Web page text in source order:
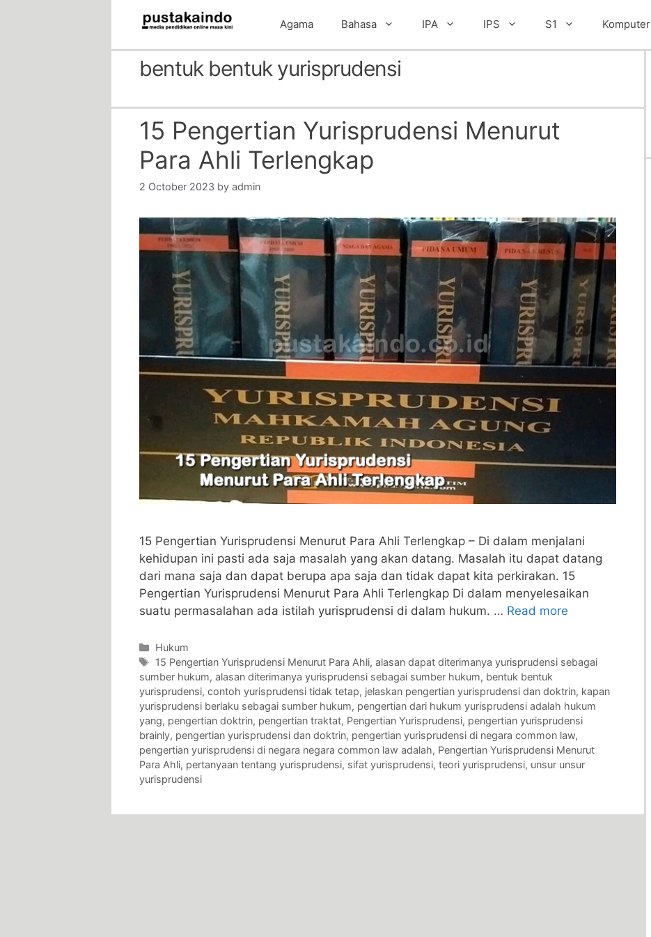
Agama Bahasa IPA IPS S1 Komputer
bentuk bentuk yurisprudensi
15 Pengertian Yurisprudensi Menurut
Para Ahli Terlengkap
2 October 2023 by admin
15 Pengertian Yurisprudensi Menurut Para Ahli Terlengkap – Di dalam menjalani
kehidupan ini pasti ada saja masalah yang akan datang. Masalah itu dapat datang
dari mana saja dan dapat berupa apa saja dan tidak dapat kita perkirakan. 15
Pengertian Yurisprudensi Menurut Para Ahli Terlengkap Di dalam menyelesaikan
suatu permasalahan ada istilah yurisprudensi di dalam hukum. … Read more
Categories
Hukum
Tags
15 Pengertian Yurisprudensi Menurut Para Ahli,alasan dapat diterimanya yurisprudensi sebagai
sumber hukum, alasan diterimanya yurisprudensi sebagai sumber hukum, bentuk bentuk
yurisprudensi, contoh yurisprudensi tidak tetap, jelaskan pengertian yurisprudensi dan doktrin, kapan
yurisprudensi berlaku sebagai sumber hukum, pengertian dari hukum yurisprudensi adalah hukum
yang, pengertian doktrin, pengertian traktat, Pengertian Yurisprudensi, pengertian yurisprudensi
brainly, pengertian yurisprudensi dan doktrin, pengertian yurisprudensi di negara common law,
pengertian yurisprudensi di negara negara common law adalah, Pengertian Yurisprudensi Menurut
Para Ahli, pertanyaan tentang yurisprudensi, sifat yurisprudensi, teori yurisprudensi, unsur unsur
yurisprudensi